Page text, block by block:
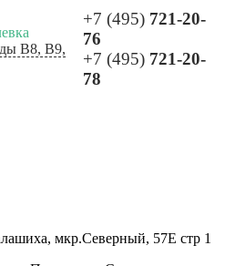
B8, B9,
+7 (495) 721-20-
76
+7 (495) 721-20-
78
мкр.Северный, 57Е стр 1